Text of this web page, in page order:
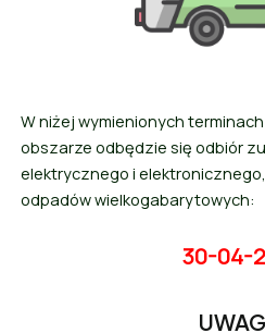
W niżej wymienionych
obszarze odbędzie się odbiór
elektrycznego i
odpadów wielkogabarytowych:
30-04-